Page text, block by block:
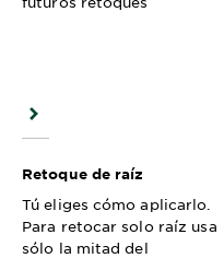
Retoque de raíz
Tú eliges cómo aplicarlo.
Para retocar solo raíz usa
sólo la mitad del